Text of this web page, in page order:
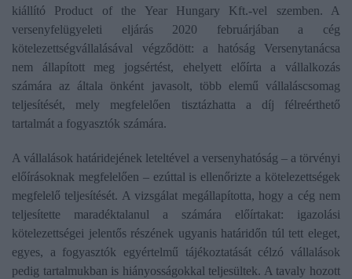
kiállító Product of the Year Hungary Kft.-vel szemben. A
versenyfelügyeleti eljárás 2020 februárjában a cég
kötelezettségvállalásával végződött: a hatóság Versenytanácsa
nem állapított meg jogsértést, ehelyett előírta a vállalkozás
számára az általa önként javasolt, több elemű vállaláscsomag
teljesítését, mely megfelelően tisztázhatta a díj félreérthető
tartalmát a fogyasztók számára.
A vállalások határidejének leteltével a versenyhatóság – a törvényi
előírásoknak megfelelően – ezúttal is ellenőrizte a kötelezettségek
megfelelő teljesítését. A vizsgálat megállapította, hogy a cég nem
teljesítette maradéktalanul a számára előírtakat: igazolási
kötelezettségei jelentős részének ugyanis határidőn túl tett eleget,
egyes, a fogyasztók egyértelmű tájékoztatását célzó vállalások
pedig tartalmukban is hiányosságokkal teljesültek. A tavaly hozott